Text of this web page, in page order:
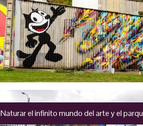
Naturar el infinito mundo del arte y el